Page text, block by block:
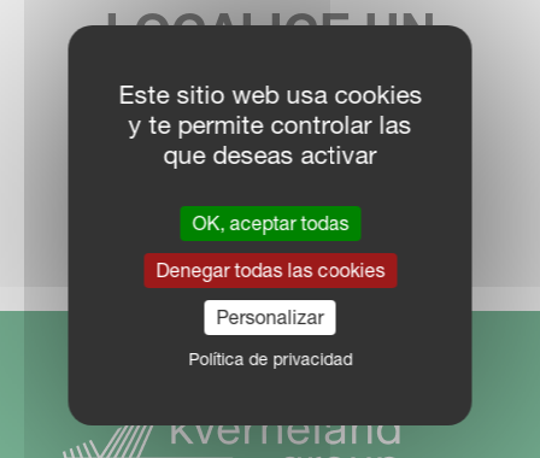
LOCALICE UN
DISTRIBUIDOR
RED COMERCIAL
Este sitio web usa cookies
y te permite controlar las
que deseas activar
OK, aceptar todas
Denegar todas las cookies
Personalizar
Política de privacidad